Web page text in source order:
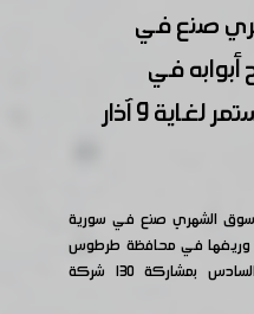
صنع في
83 يفتتح أبوابه في
محافظة طرطوس ويستمر لغاية 9 آذار
مهرجان التسوق الشهري صنع في سورية
وريفها في محافظة طرطوس
بصالة الباسل الرياضية-المشروع السادس بمشاركة ١٣٠ شركة